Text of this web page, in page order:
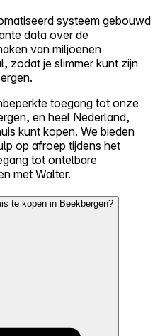
systeem gebouwd
data over de
van miljoenen
zodat je slimmer kunt zijn
toegang tot onze
en heel Nederland,
kunt kopen. We bieden
op afroep tijdens het
tot ontelbare
met Walter.
te kopen in Beekbergen?